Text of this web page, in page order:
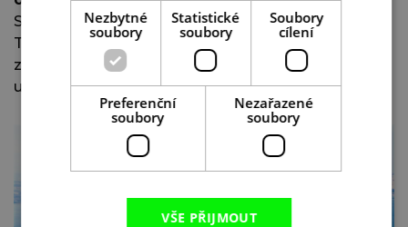
Shlíží na Lisabon, jako by ho nejraději objal v náručí.
Tohle město si totiž hluboký cit zaslouží. I vy se
zajisté budete ze zájezdu vracet zamilovaní až po
uši.
Nezbytné
soubory
Statistické
soubory
Soubory
cílení
Preferenční
soubory
Nezařazené
soubory
VŠE PŘIJMOUT